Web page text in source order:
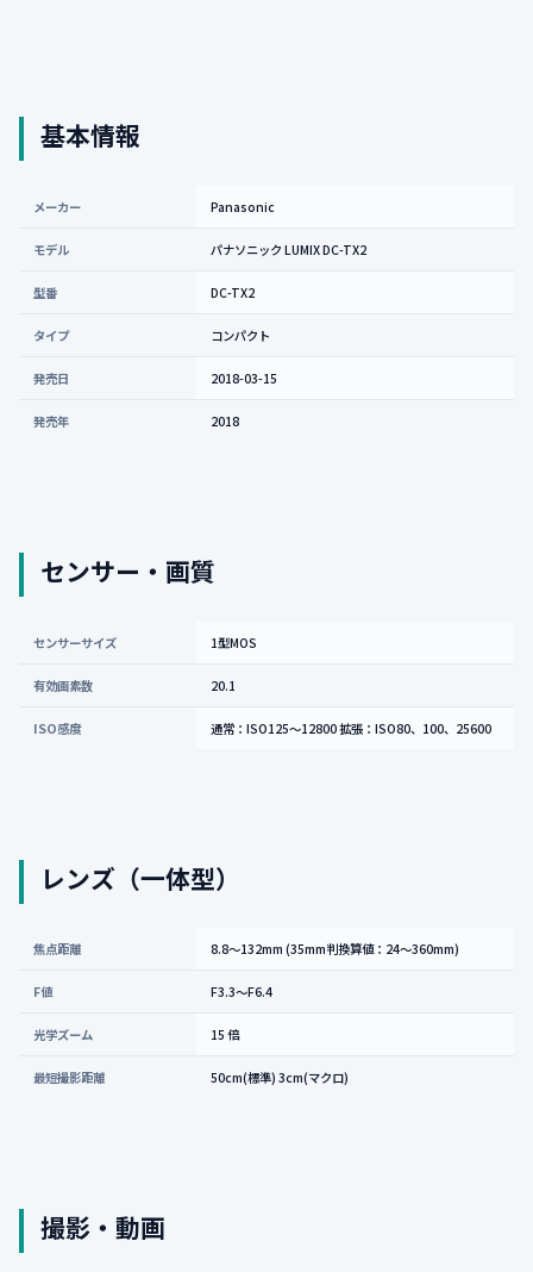
基本情報
メーカー Panasonic
モデル パナソニック LUMIX DC-TX2
型番 DC-TX2
タイプ コンパクト
発売日 2018-03-15
発売年 2018
センサー・画質
センサーサイズ 1型MOS
有効画素数 20.1
ISO感度 通常：ISO125〜12800 拡張：ISO80、100、25600
レンズ（一体型）
焦点距離 8.8〜132mm (35mm判換算値：24〜360mm)
F値 F3.3〜F6.4
光学ズーム 15 倍
最短撮影距離 50cm(標準) 3cm(マクロ)
撮影・動画